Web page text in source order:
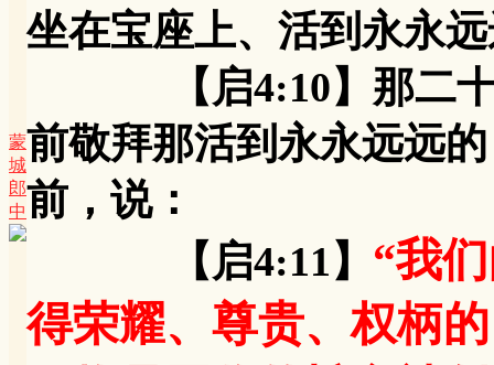
蒙
城
郎
中
坐在宝座上、活到永永
【启4:10】那二十四
前敬拜那活到永永远远
前，说：
【启4:11】 “我
得荣耀、尊贵、权柄